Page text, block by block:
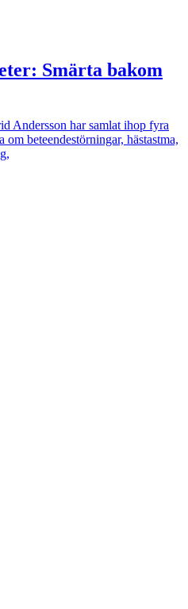
Smärta bakom
Andersson har samlat ihop fyra
beteendestörningar, hästastma,